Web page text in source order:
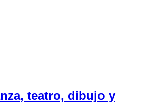
teatro, dibujo y